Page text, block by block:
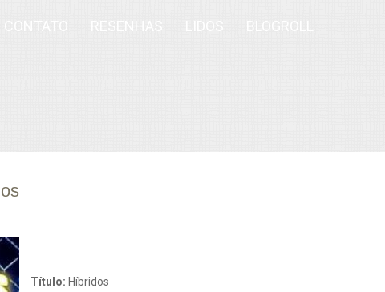
Título: Híbridos